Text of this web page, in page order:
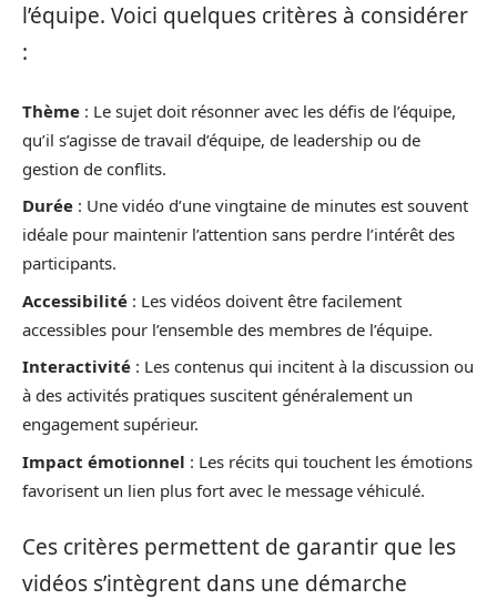
l’équipe. Voici quelques critères à considérer
:
Thème : Le sujet doit résonner avec les défis de l’équipe,
qu’il s’agisse de travail d’équipe, de leadership ou de
gestion de conflits.
Durée : Une vidéo d’une vingtaine de minutes est souvent
idéale pour maintenir l’attention sans perdre l’intérêt des
participants.
Accessibilité : Les vidéos doivent être facilement
accessibles pour l’ensemble des membres de l’équipe.
Interactivité : Les contenus qui incitent à la discussion ou
à des activités pratiques suscitent généralement un
engagement supérieur.
Impact émotionnel : Les récits qui touchent les émotions
favorisent un lien plus fort avec le message véhiculé.
Ces critères permettent de garantir que les
vidéos s’intègrent dans une démarche